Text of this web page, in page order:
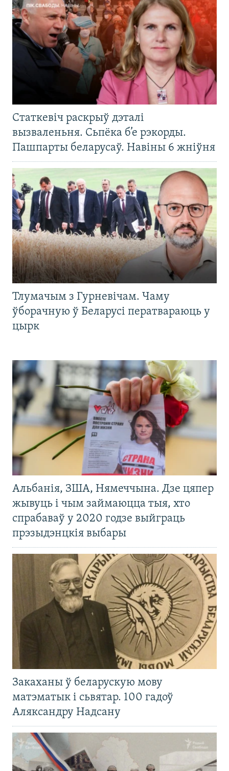
Статкевіч раскрыў дэталі
вызваленьня. Сьпёка б’е рэкорды.
Пашпарты беларусаў. Навіны 6 жніўня
Тлумачым з Гурневічам. Чаму
ўборачную ў Беларусі ператвараюць у
цырк
Альбанія, ЗША, Нямеччына. Дзе цяпер
жывуць і чым займаюцца тыя, хто
спрабаваў у 2020 годзе выйграць
прэзыдэнцкія выбары
Закаханы ў беларускую мову
матэматык і сьвятар. 100 гадоў
Аляксандру Надсану